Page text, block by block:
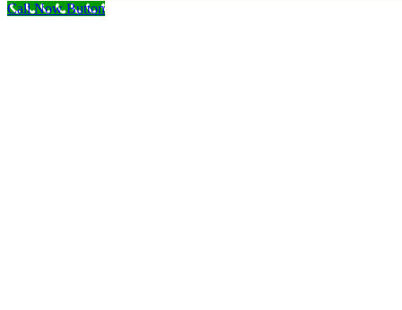
Call Now Button